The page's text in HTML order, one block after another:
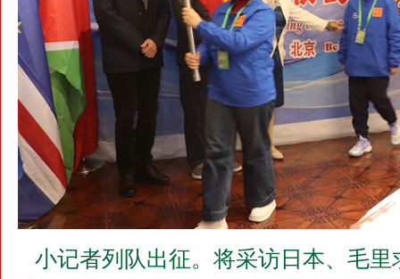
小记者列队出征。将采访日本、毛